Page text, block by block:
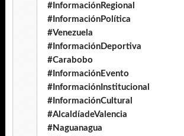
#InformaciónRegional
#InformaciónPolítica
#Venezuela
#InformaciónDeportiva
#Carabobo
#InformaciónEvento
#InformaciónInstitucional
#InformaciónCultural
#AlcaldíadeValencia
#Naguanagua